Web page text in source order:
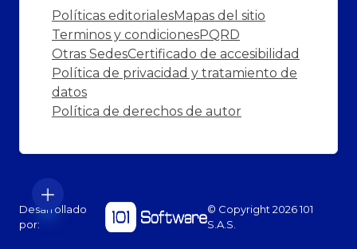
Políticas editorialesMapas del sitio
Terminos y condicionesPQRD
Otras SedesCertificado de accesibilidad
Política de privacidad y tratamiento de
datos
Política de derechos de autor
Desarrollado
por:
© Copyright2026101
S.A.S.